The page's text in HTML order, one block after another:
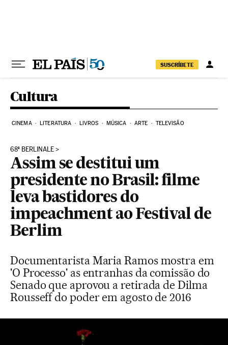
SUSCRÍBETE
Cultura
CINEMA LITERATURA LIVROS MÚSICA ARTE TELEVISÃO
68ª BERLINALE
Assim se destitui um
presidente no Brasil: filme
leva bastidores do
impeachment ao Festival de
Berlim
Documentarista Maria Ramos mostra em
'O Processo' as entranhas da comissão do
Senado que aprovou a retirada de Dilma
Rousseff do poder em agosto de 2016